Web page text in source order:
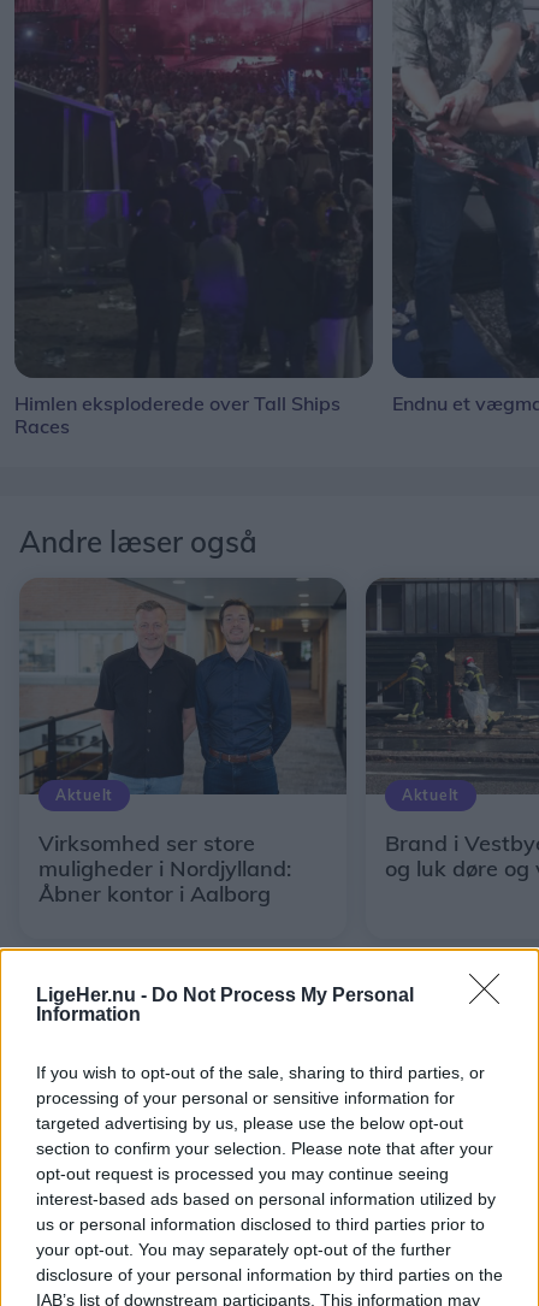
LigeHer.nu - Do Not Process My Personal
Information
If you wish to opt-out of the sale, sharing to third parties, or
processing of your personal or sensitive information for
targeted advertising by us, please use the below opt-out
section to confirm your selection. Please note that after your
opt-out request is processed you may continue seeing
interest-based ads based on personal information utilized by
us or personal information disclosed to third parties prior to
your opt-out. You may separately opt-out of the further
disclosure of your personal information by third parties on the
IAB’s list of downstream participants. This information may
Himlen eksploderede over Tall Ships
Races
Endnu et
Andre læser også
Aktuelt
Virksomhed ser store
muligheder i Nordjylland:
Åbner kontor i Aalborg
Aktuelt
Brand i
og luk døre og